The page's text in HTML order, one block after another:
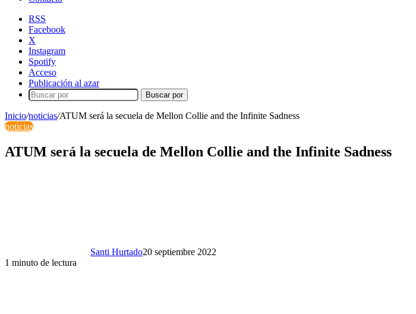
RSS
Facebook
X
Instagram
Spotify
Acceso
Publicación al azar
Buscar por
Inicio/noticias/ATUM será la secuela de Mellon Collie and the Infinite Sadness
noticias
ATUM será la secuela de Mellon Collie and the Infinite Sadness
Santi Hurtado20 septiembre 2022
1 minuto de lectura